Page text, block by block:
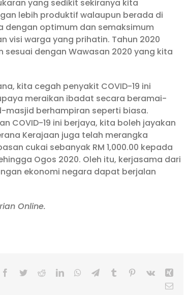
yang sedikit sekiranya kita
lebih produktif walaupun berada di
dengan optimum dan semaksimum
visi warga yang prihatin. Tahun 2020
dengan Wawasan 2020 yang kita
kita cegah penyakit COVID-19 ini
meraikan ibadat secara beramai-
berhampiran seperti biasa.
COVID-19 ini berjaya, kita boleh jayakan
Kerajaan juga telah merangka
cukai sebanyak RM 1,000.00 kepada
Ogos 2020. Oleh itu, kerjasama dari
ekonomi negara dapat berjalan
Online.
Facebook
TwitterRedditLinkedInWhatsApp
TelegramTumblr Pinterest
Vk
Email